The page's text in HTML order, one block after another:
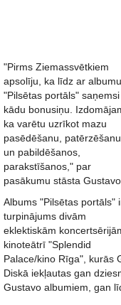
"Pirms Ziemassvētkiem
apsolīju, ka līdz ar albumu
"Pilsētas portāls" saņemsi
kādu bonusiņu.
ka varētu uzrīkot mazu
pasēdēšanu, patērzēšanu
un pabildēšanos,
parakstīšanos," par
pasākumu stāsta Gustavo.
Albums "Pilsētas portāls"
turpinājums divām
eklektiskām
kinoteātrī "Splendid
Palace/kino Rīga", kurās
Diskā iekļautas gan
Gustavo albumiem, gan